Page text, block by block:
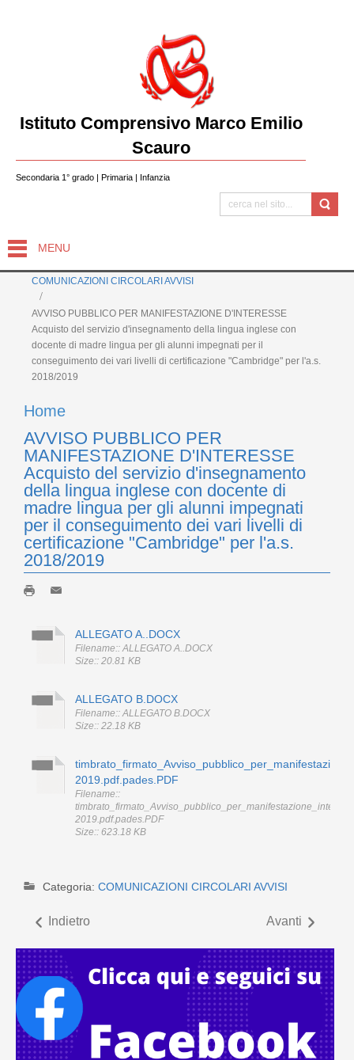
Istituto Comprensivo Marco Emilio
Scauro
Secondaria 1° grado | Primaria | Infanzia
MENU
COMUNICAZIONI CIRCOLARI AVVISI
AVVISO PUBBLICO PER MANIFESTAZIONE D'INTERESSE
Acquisto del servizio d'insegnamento della lingua inglese con
docente di madre lingua per gli alunni impegnati per il
conseguimento dei vari livelli di certificazione "Cambridge" per l'a.s.
2018/2019
Home
AVVISO PUBBLICO PER
MANIFESTAZIONE D'INTERESSE
Acquisto del servizio d'insegnamento
della lingua inglese con docente di
madre lingua per gli alunni impegnati
per il conseguimento dei vari livelli di
certificazione "Cambridge" per l'a.s.
2018/2019
ALLEGATO A..DOCX
Filename:: ALLEGATO A..DOCX
Size:: 20.81 KB
ALLEGATO B.DOCX
Filename:: ALLEGATO B.DOCX
Size:: 22.18 KB
2019.pdf.pades.PDF
Filename::
2019.pdf.pades.PDF
Size:: 623.18 KB
Categoria: COMUNICAZIONI CIRCOLARI AVVISI
Indietro Avanti